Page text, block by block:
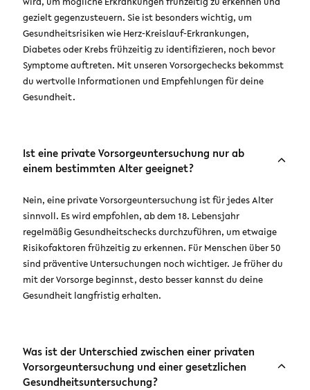
gezielt gegenzusteuern. Sie ist besonders wichtig, um
Gesundheitsrisiken wie Herz-Kreislauf-Erkrankungen,
Diabetes oder Krebs frühzeitig zu identifizieren, noch bevor
Symptome auftreten. Mit unseren Vorsorgechecks bekommst
du wertvolle Informationen und Empfehlungen für deine
Gesundheit.
Ist eine private Vorsorgeuntersuchung nur ab
einem bestimmten Alter geeignet?
Nein, eine private Vorsorgeuntersuchung ist für jedes Alter
sinnvoll. Es wird empfohlen, ab dem 18. Lebensjahr
regelmäßig Gesundheitschecks durchzuführen, um etwaige
Risikofaktoren frühzeitig zu erkennen. Für Menschen über 50
sind präventive Untersuchungen noch wichtiger. Je früher du
mit der Vorsorge beginnst, desto besser kannst du deine
Gesundheit langfristig erhalten.
Was ist der Unterschied zwischen einer privaten
Vorsorgeuntersuchung und einer gesetzlichen
Gesundheitsuntersuchung?